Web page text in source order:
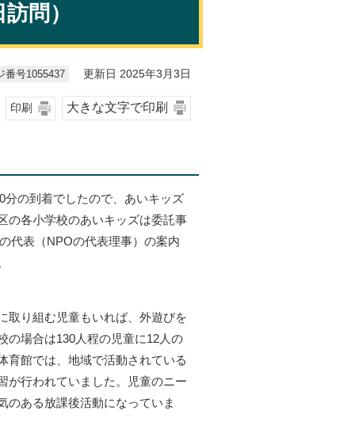
問）
番号1055437 更新日 2025年3月3日
印刷 大きな文字で印刷
の到着でしたので、あいキッズ
の各小学校のあいキッズは委託事
代表（NPOの代表理事）の案内
取り組む児童もいれば、外遊びを
の場合は130人程の児童に12人の
育館では、地域で活動されている
が行われていました。児童のニー
のある放課後活動になっていま